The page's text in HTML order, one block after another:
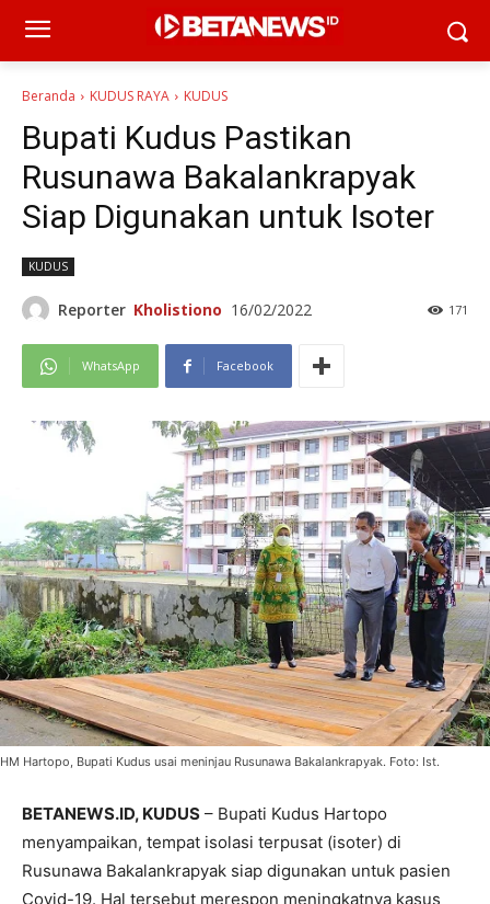
Beranda KUDUS RAYA KUDUS
Bupati Kudus Pastikan
Rusunawa Bakalankrapyak
Siap Digunakan untuk Isoter
KUDUS
Reporter Kholistiono 16/02/2022 171
WhatsApp Facebook
HM Hartopo, Bupati Kudus usai meninjau Rusunawa Bakalankrapyak. Foto: Ist.
BETANEWS.ID, KUDUS – Bupati Kudus Hartopo
menyampaikan, tempat isolasi terpusat (isoter) di
Rusunawa Bakalankrapyak siap digunakan untuk pasien
Covid-19. Hal tersebut merespon meningkatnya kasus